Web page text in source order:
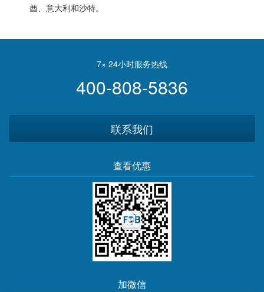
酋、意大利和沙特。
7× 24小时服务热线
400-808-5836
联系我们
查看优惠
加微信